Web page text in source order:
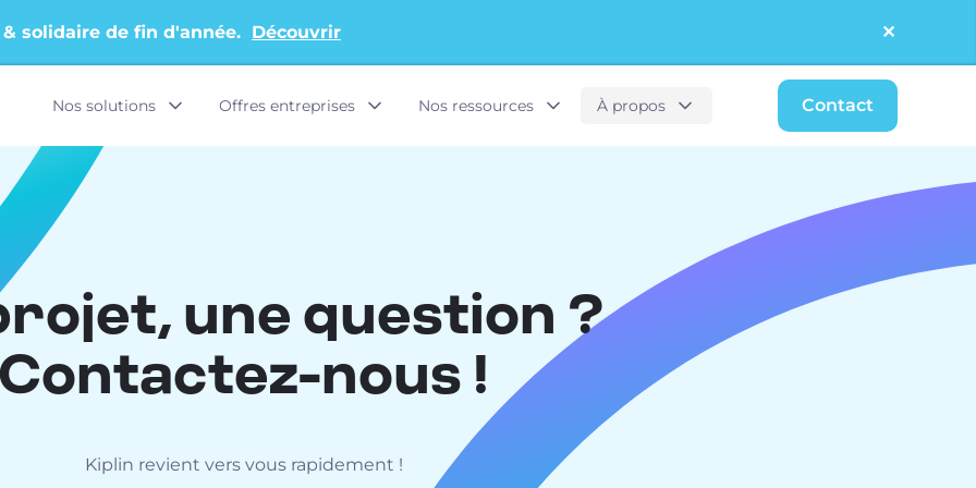
solidaire de fin d'année. Découvrir ✕︎
Nos solutions Offres entreprises Nos ressources À propos Contact
une question ?
nous !
Kiplin revient vers vous rapidement !